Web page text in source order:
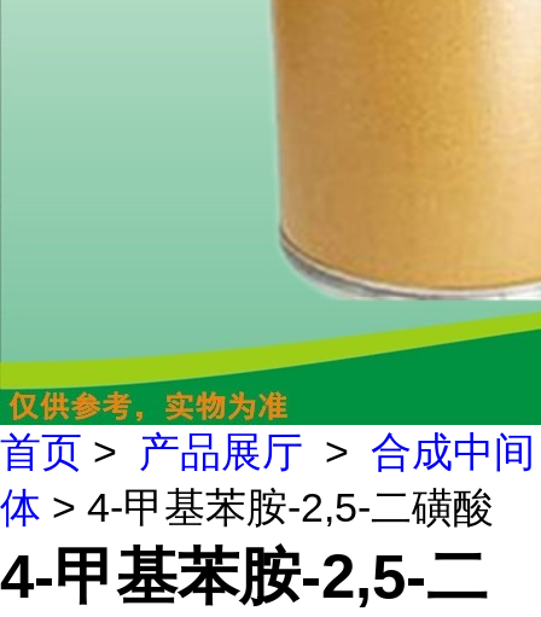
首页 > 产品展厅 > 合成中间
体 > 4-甲基苯胺-2,5-二磺酸
4-甲基苯胺-2,5-二